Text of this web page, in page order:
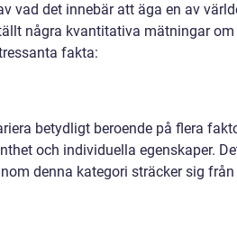
vad det innebär att äga en av
några kvantitativa mätningar om
fakta:
betydligt beroende på flera
och individuella egenskaper.
denna kategori sträcker sig